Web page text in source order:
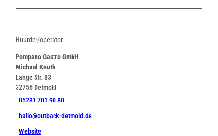
Huurder/operator
Pompano Gastro GmbH
Michael Knuth
Lange Str. 83
32756 Detmold
05231 701 90 80
hallo@outback-detmold.de
Website